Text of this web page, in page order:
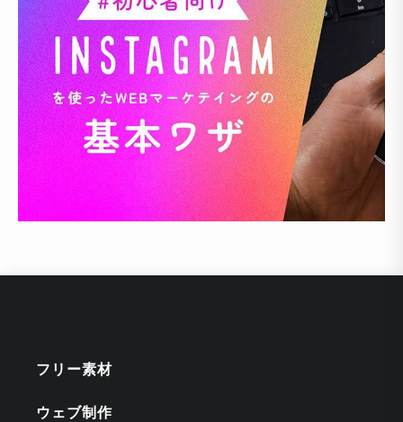
フリー素材
ウェブ制作